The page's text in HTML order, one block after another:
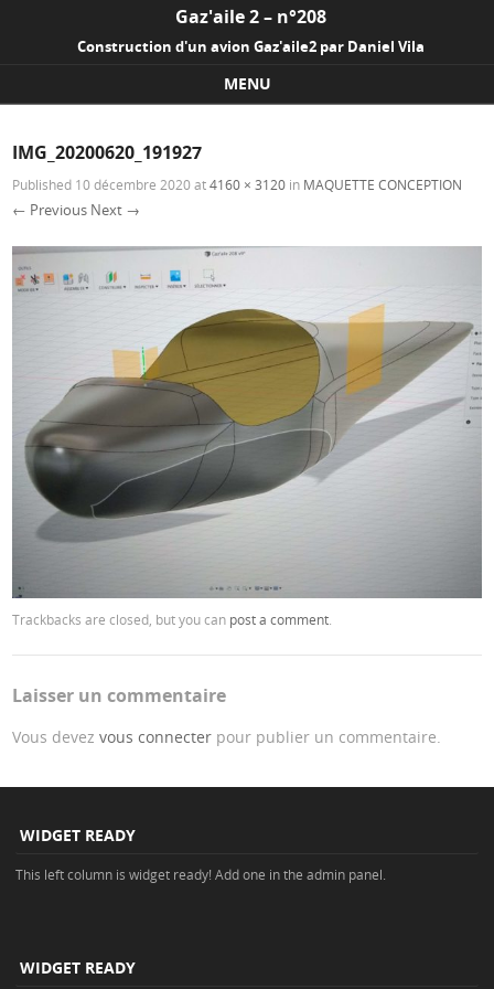
Gaz'aile 2 – n°208
Construction d'un avion Gaz'aile2 par Daniel Vila
MENU
IMG_20200620_191927
Published 10 décembre 2020at4160 × 3120 in MAQUETTE CONCEPTION
← Previous Next →
Trackbacks are closed, but you can post a comment
Laisser un commentaire
Vous devezvous connecter pour publier un commentaire.
WIDGET READY
This left column is widget ready! Add one in the admin panel.
WIDGET READY